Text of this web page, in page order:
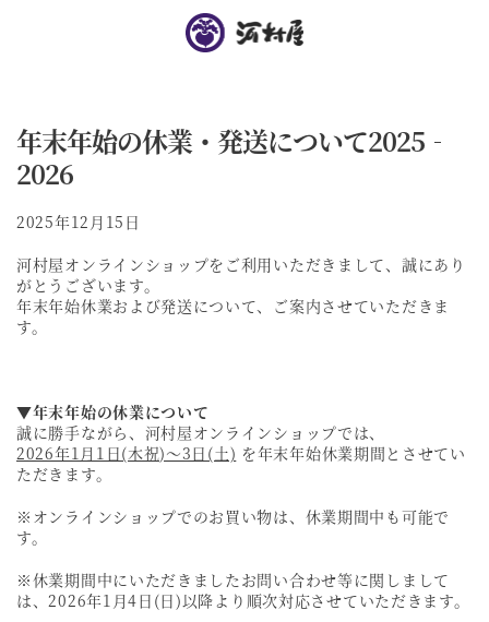
年末年始の休業・発送について2025‐
2026
2025年12月15日
河村屋オンラインショップをご利用いただきまして、誠にあり
がとうございます。
年末年始休業および発送について、ご案内させていただきま
す。
▼年末年始の休業について
誠に勝手ながら、河村屋オンラインショップでは、
2026年1月1日(木祝)～3日(土) を年末年始休業期間とさせてい
ただきます。
※オンラインショップでのお買い物は、休業期間中も可能で
す。
※休業期間中にいただきましたお問い合わせ等に関しまして
は、2026年1月4日(日)以降より順次対応させていただきます。